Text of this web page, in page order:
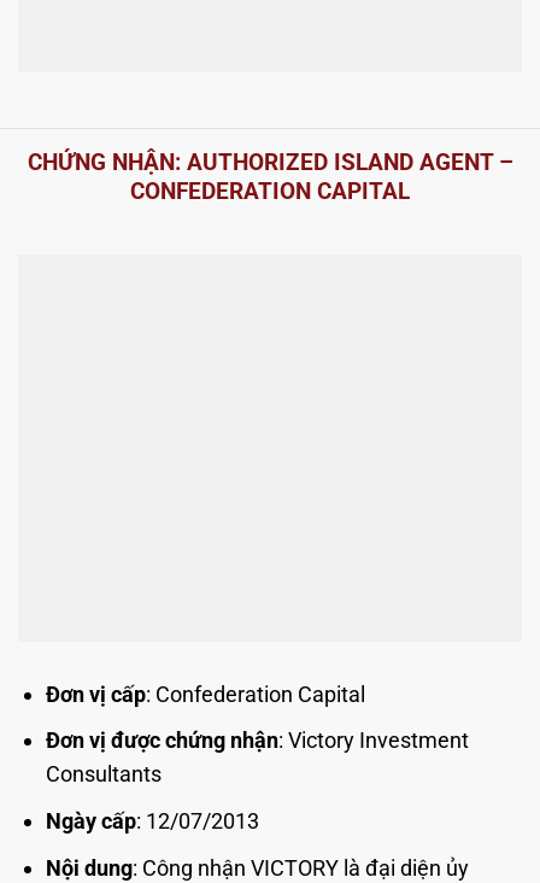
CHỨNG NHẬN: AUTHORIZED ISLAND AGENT –
CONFEDERATION CAPITAL
Đơn vị cấp: Confederation Capital
Đơn vị được chứng nhận: Victory Investment
Consultants
Ngày cấp: 12/07/2013
Nội dung: Công nhận VICTORY là đại diện ủy